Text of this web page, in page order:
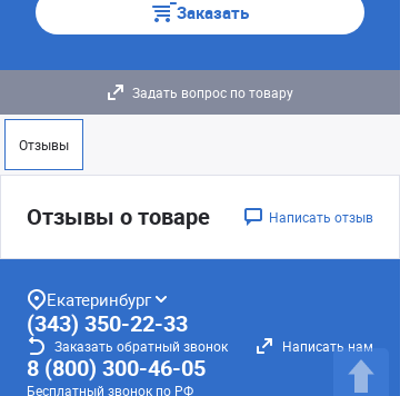
Заказать
Задать вопрос по товару
Отзывы
Отзывы о товаре Написать отзыв
Екатеринбург
(343) 350-22-33
Заказать обратный звонок Написать нам
8 (800) 300-46-05
Бесплатный звонок по РФ